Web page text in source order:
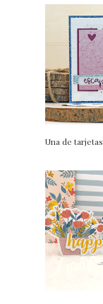
Una de tarjetas